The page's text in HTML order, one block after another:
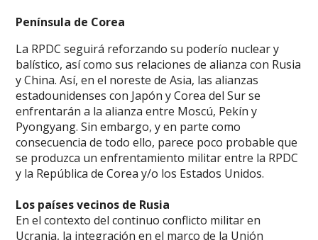
Península de Corea
La RPDC seguirá reforzando su poderío nuclear y
balístico, así como sus relaciones de alianza con Rusia
y China. Así, en el noreste de Asia, las alianzas
estadounidenses con Japón y Corea del Sur se
enfrentarán a la alianza entre Moscú, Pekín y
Pyongyang. Sin embargo, y en parte como
consecuencia de todo ello, parece poco probable que
se produzca un enfrentamiento militar entre la RPDC
y la República de Corea y/o los Estados Unidos.
Los países vecinos de Rusia
En el contexto del continuo conflicto militar en
Ucrania, la integración en el marco de la Unión